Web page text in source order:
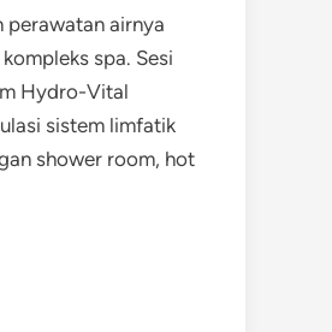
perawatan airnya
spa. Sesi
Hydro-Vital
sistem limfatik
shower room, hot